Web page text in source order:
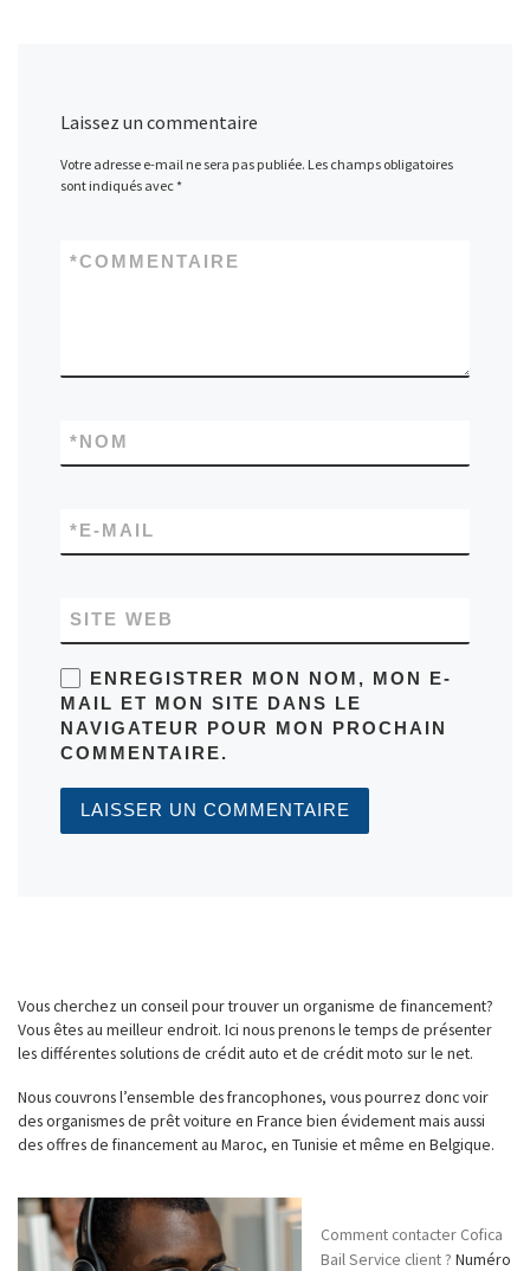
Laissez un commentaire
Votre adresse e-mail ne sera pas publiée. Les champs obligatoires
sont indiqués avec*
COMMENTAIRE
*
NOM
*
E-MAIL
*
SITE WEB
ENREGISTRER MON NOM, MON E-
MAIL ET MON SITE DANS LE
NAVIGATEUR POUR MON PROCHAIN
COMMENTAIRE.
Vous cherchez un conseil pour trouver un organisme de financement?
Vous êtes au meilleur endroit. Ici nous prenons le temps de présenter
les différentes solutions de crédit auto et de crédit moto sur le net.
Nous couvrons l’ensemble des francophones, vous pourrez donc voir
des organismes de prêt voiture en France bien évidement mais aussi
des offres de financement au Maroc, en Tunisie et même en Belgique.
Comment contacter Cofica
Bail Service client ? Numéro